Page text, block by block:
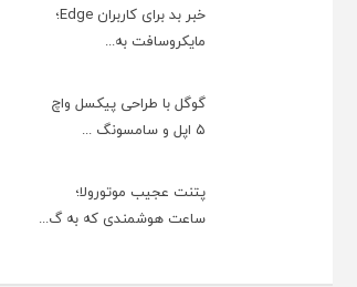
خبر بد برای کاربران Edge؛
مایکروسافت به‌...
گوگل با طراحی پیکسل واچ
۵ اپل و سامسونگ ...
پتنت عجیب موتورولا؛
ساعت هوشمندی که به گ...